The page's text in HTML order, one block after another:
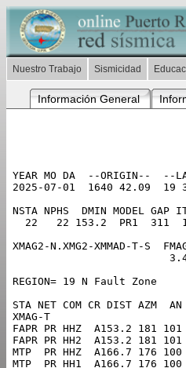
Nuestro Trabajo Sismicidad
Información General